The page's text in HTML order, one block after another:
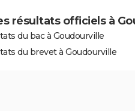
résultats officiels à
du bac à Goudourville
du brevet à Goudourville